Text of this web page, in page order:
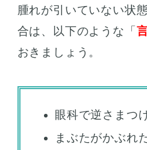
腫れが引いていない状
合は、以下のような「
おきましょう。
眼科で逆さまつ
まぶたがかぶれ